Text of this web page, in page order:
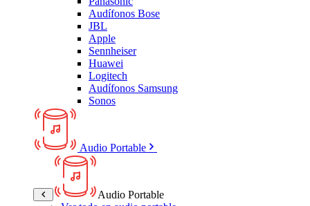
Audífonos Bose
JBL
Apple
Sennheiser
Huawei
Logitech
Audífonos Samsung
Sonos
Audio Portable
Audio Portable